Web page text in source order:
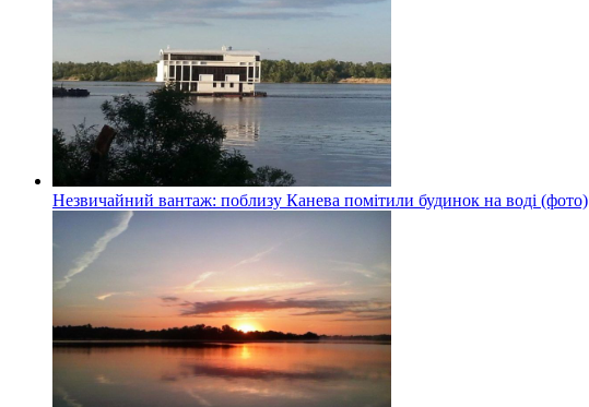
Незвичайний вантаж: поблизу Канева помітили будинок на воді (фото)